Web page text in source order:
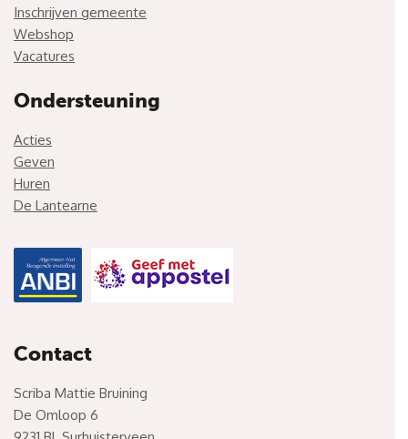
Inschrijven gemeente
Webshop
Vacatures
Ondersteuning
Acties
Geven
Huren
De Lantearne
Contact
Scriba Mattie Bruining
De Omloop 6